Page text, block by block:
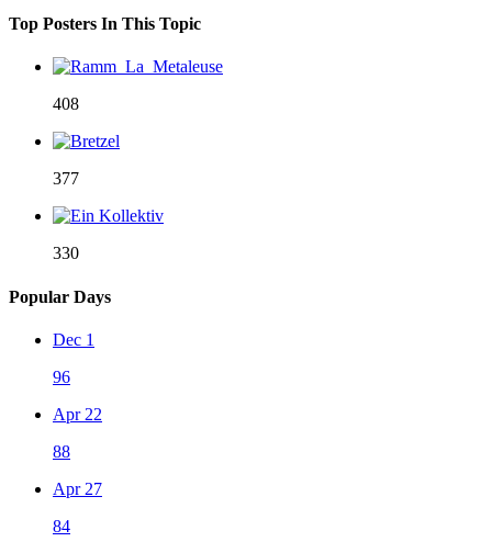
Top Posters In This Topic
408
377
330
Popular Days
Dec 1
96
Apr 22
88
Apr 27
84